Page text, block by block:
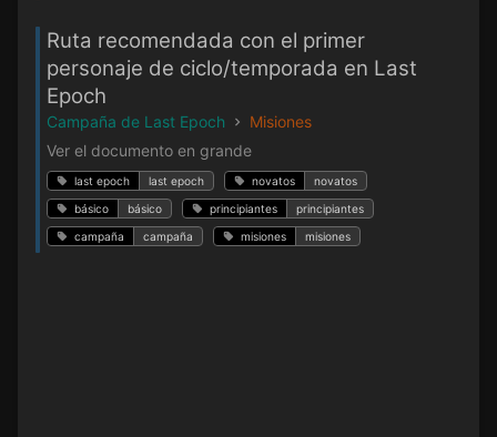
Ruta recomendada con el primer
personaje de ciclo/temporada en Last
Epoch
Campaña de Last Epoch
Misiones
Ver el documento en grande
last epoch last epoch novatos novatos
básico básico principiantes principiantes
campaña campaña misiones misiones